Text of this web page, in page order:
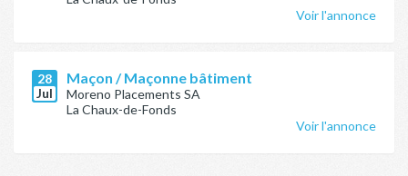
Voir l'annonce
28
Jul
Maçon / Maçonne bâtiment
Moreno Placements SA
La Chaux-de-Fonds
Voir l'annonce